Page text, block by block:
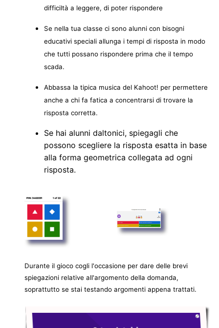
difficiltà a leggere, di poter rispondere
Se nella tua classe ci sono alunni con bisogni
educativi speciali allunga i tempi di risposta in modo
che tutti possano rispondere prima che il tempo
scada.
Abbassa la tipica musica del Kahoot! per permettere
anche a chi fa fatica a concentrarsi di trovare la
risposta corretta.
Se hai alunni daltonici, spiegagli che
possono scegliere la risposta esatta in base
alla forma geometrica collegata ad ogni
risposta.
Durante il gioco cogli l'occasione per dare delle brevi
spiegazioni relative all'argomento della domanda,
soprattutto se stai testando argomenti appena trattati.